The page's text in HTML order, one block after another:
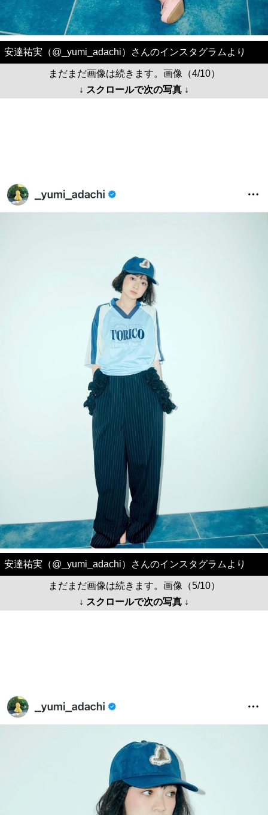
安達祐実（@_yumi_adachi）さんのインスタグラムより
まだまだ画像は続きます。画像（4/10）
↓ スクロールで次の写真 ↓
安達祐実（@_yumi_adachi）さんのインスタグラムより
まだまだ画像は続きます。画像（5/10）
↓ スクロールで次の写真 ↓